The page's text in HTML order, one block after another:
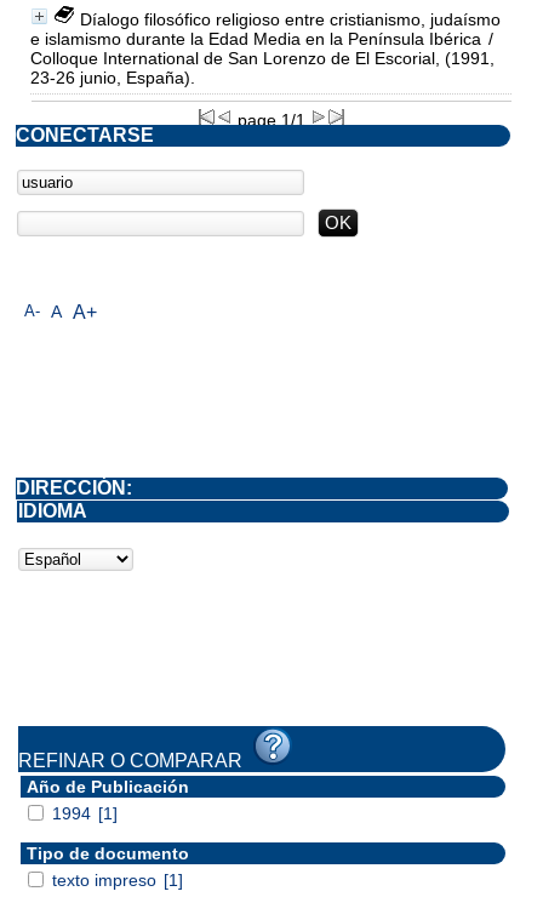
Díalogo filosófico religioso entre cristianismo, judaísmo
e islamismo durante la Edad Media en la Península Ibérica /
Colloque International de San Lorenzo de El Escorial, (1991,
23-26 junio, España).
page 1/1
A- A A+
CONECTARSE
DIRECCIÓN:
IDIOMA
REFINAR O COMPARAR
Año de Publicación
1994 [1]
Tipo de documento
texto impreso [1]